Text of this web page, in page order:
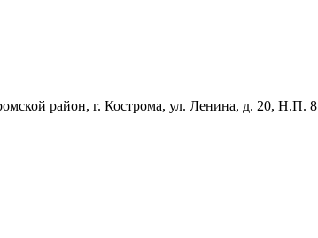
район, г. Кострома, ул. Ленина, д. 20, Н.П. 8